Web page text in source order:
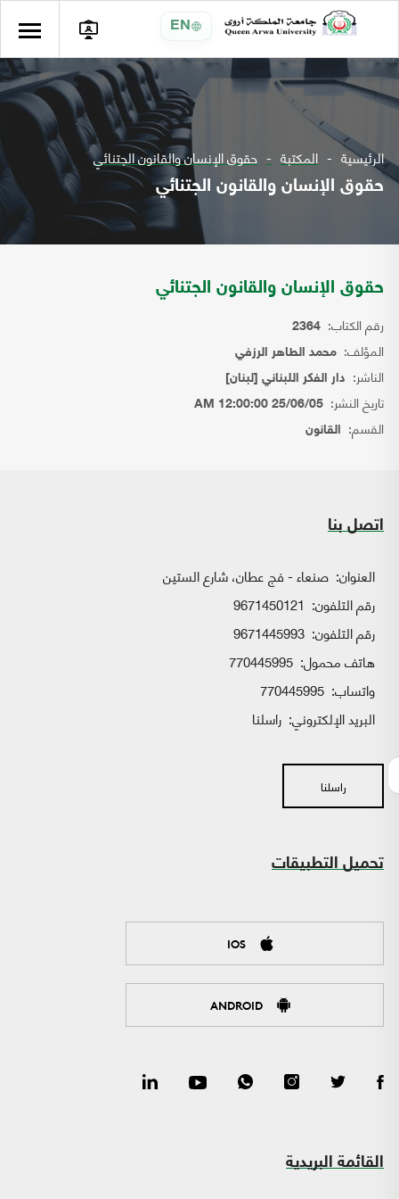
EN
الرئيسية المكتبة حقوق الإنسان والقانون الجتنائي
حقوق الإنسان والقانون الجتنائي
حقوق الإنسان والقانون الجتنائي
رقم الكتاب: 2364
المؤلف: محمد الطاهر الرزفي
الناشر: دار الفكر اللبناني [لبنان]
تاريخ النشر: 25/06/05 12:00:00 AM
القسم: القانون
اتصل بنا
العنوان: صنعاء - فج عطان، شارع الستين
رقم التلفون: 9671450121
رقم التلفون: 9671445993
هاتف محمول: 770445995
واتساب:
البريد الإلكتروني: راسلنا
راسلنا
تحميل التطبيقات
IOS
ANDROID
القائمة البريدية